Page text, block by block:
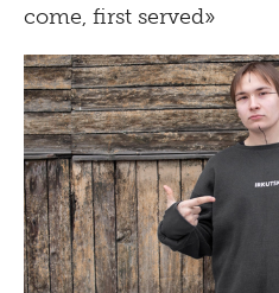
come, first served»